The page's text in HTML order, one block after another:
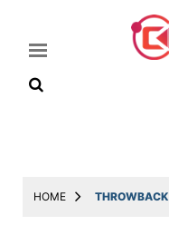
Latest
HOME THROWBACK